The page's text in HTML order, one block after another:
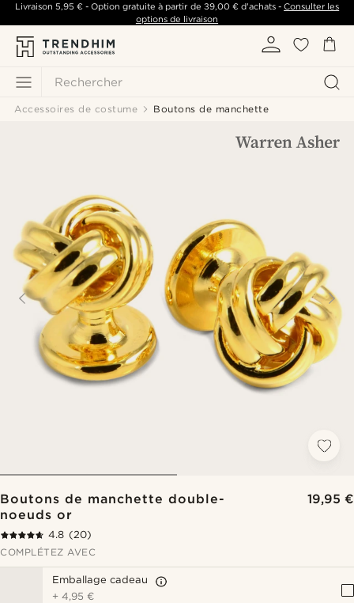
Rechercher
Livraison 5,95 €- Option gratuite à partir de 39,00 €d'achats -Consulter les
options de livraison
Accessoires de costume Boutons de manchette
Boutons de manchette double-
noeuds or
19,95 €
4.8 (20)
COMPLÉTEZ AVEC
Emballage cadeau
+4,95 €